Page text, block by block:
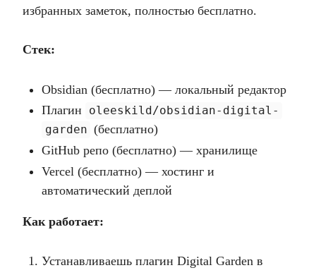
избранных заметок, полностью бесплатно.
Стек:
Obsidian (бесплатно) — локальный редактор
Плагин
oleeskild/obsidian-digital-
garden (бесплатно)
GitHub репо (бесплатно) — хранилище
Vercel (бесплатно) — хостинг и
автоматический деплой
Как работает:
Устанавливаешь плагин Digital Garden в